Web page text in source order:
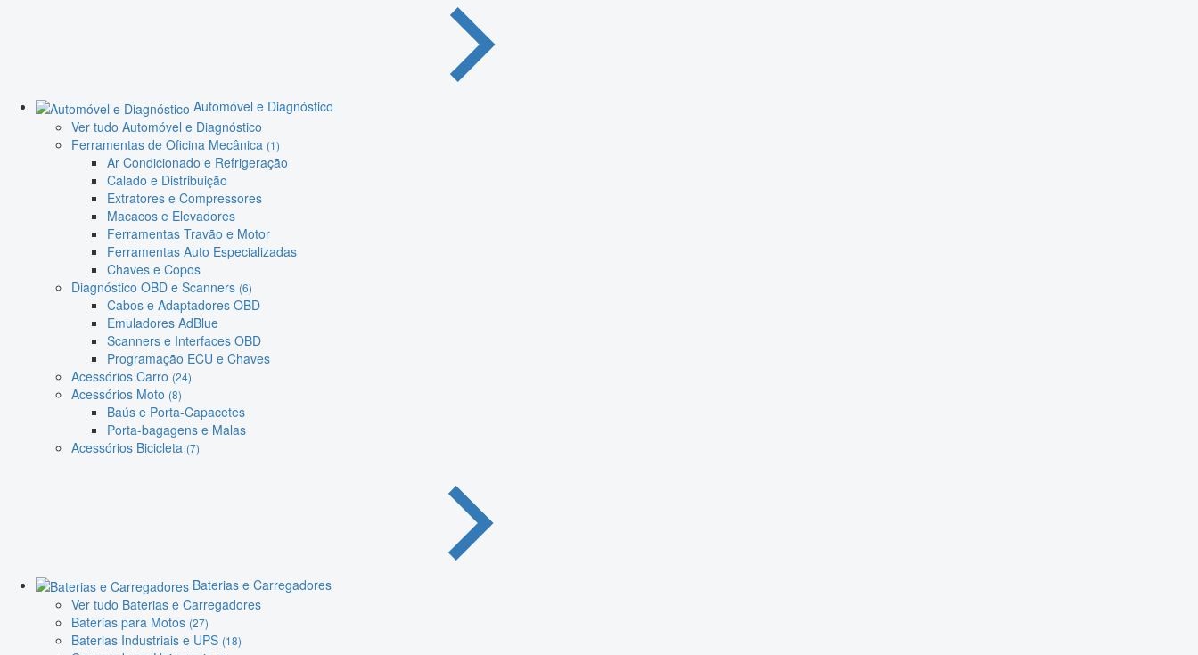
Automóvel e Diagnóstico
Ver tudo Automóvel e Diagnóstico
Ferramentas de Oficina Mecânica (1)
Ar Condicionado e Refrigeração
Calado e Distribuição
Extratores e Compressores
Macacos e Elevadores
Ferramentas Travão e Motor
Ferramentas Auto Especializadas
Chaves e Copos
Diagnóstico OBD e Scanners (6)
Cabos e Adaptadores OBD
Emuladores AdBlue
Scanners e Interfaces OBD
Programação ECU e Chaves
Acessórios Carro (24)
Acessórios Moto (8)
Baús e Porta-Capacetes
Porta-bagagens e Malas
Acessórios Bicicleta (7)
Baterias e Carregadores
Ver tudo Baterias e Carregadores
Baterias para Motos (27)
Baterias Industriais e UPS (18)